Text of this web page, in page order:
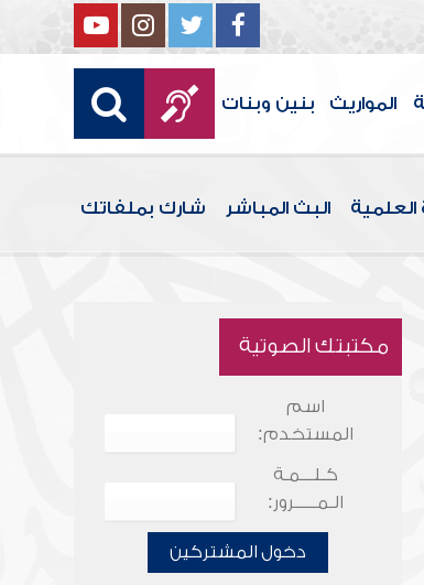
المواريث بنين وبنات
البث المباشر شارك بملفاتك
مكتبتك الصوتية
اسم
المستخدم:
كـلـــمـة
الـمـــــرور:
دخول المشتركين